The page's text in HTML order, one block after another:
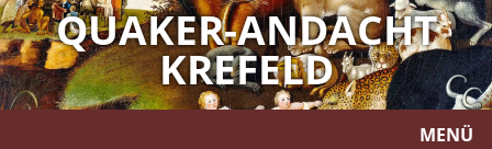
QUAKER-ANDACHT
KREFELD
MENÜ